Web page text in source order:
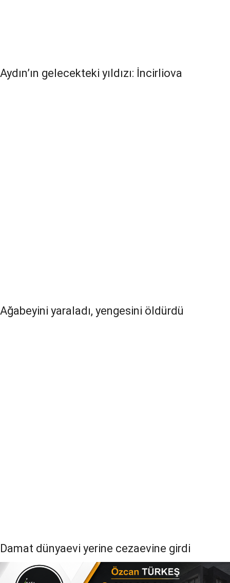
Aydın’ın gelecekteki yıldızı: İncirliova
Ağabeyini yaraladı, yengesini öldürdü
Damat dünyaevi yerine cezaevine girdi